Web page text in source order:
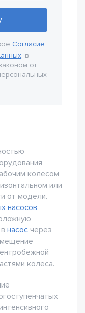
Согласие
, в
от
колесом,
или
от модели.
насосов
насос через
колеса.